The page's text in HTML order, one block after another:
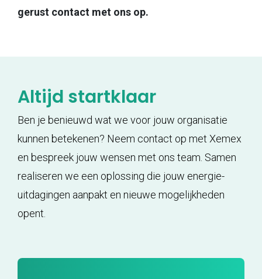
gerust contact met ons op.
Altijd startklaar
Ben je benieuwd wat we voor jouw organisatie
kunnen betekenen? Neem contact op met Xemex
en bespreek jouw wensen met ons team. Samen
realiseren we een oplossing die jouw energie-
uitdagingen aanpakt en nieuwe mogelijkheden
opent.